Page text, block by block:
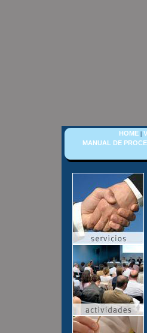
HOME |
MANUAL DE